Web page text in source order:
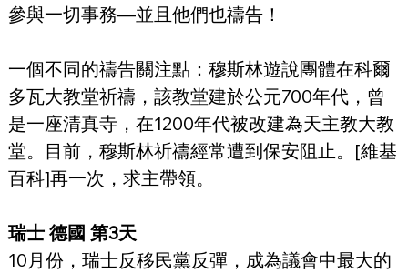
參與一切事務—並且他們也禱告！
一個不同的禱告關注點：穆斯林遊說團體在科爾
多瓦大教堂祈禱，該教堂建於公元700年代，曾
是一座清真寺，在1200年代被改建為天主教大教
堂。目前，穆斯林祈禱經常遭到保安阻止。[維基
百科]再一次，求主帶領。
瑞士 德國 第3天
10月份，瑞士反移民黨反彈，成為議會中最大的